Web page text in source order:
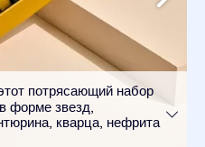
потрясающий набор
форме звезд,
кварца, нефрита